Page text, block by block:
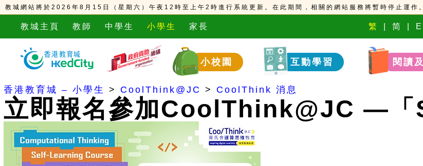
教城網站將於2026年8月15日（星期六）午夜12時至上午2時進行系統更新。在此期間，相關的網站服務將暫時停止運作。
教城主頁 教師 中學生 小學生 家長 繁 简
小校園 互動學習 閱讀
香港教育城 – 小學生 > CoolThink@JC > CoolThink 消息
立即報名參加CoolThink@JC —「